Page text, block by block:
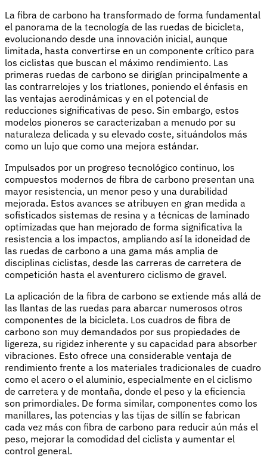
La fibra de carbono ha transformado de forma fundamental
el panorama de la tecnología de las ruedas de bicicleta,
evolucionando desde una innovación inicial, aunque
limitada, hasta convertirse en un componente crítico para
los ciclistas que buscan el máximo rendimiento. Las
primeras ruedas de carbono se dirigían principalmente a
las contrarrelojes y los triatlones, poniendo el énfasis en
las ventajas aerodinámicas y en el potencial de
reducciones significativas de peso. Sin embargo, estos
modelos pioneros se caracterizaban a menudo por su
naturaleza delicada y su elevado coste, situándolos más
como un lujo que como una mejora estándar.
Impulsados por un progreso tecnológico continuo, los
compuestos modernos de fibra de carbono presentan una
mayor resistencia, un menor peso y una durabilidad
mejorada. Estos avances se atribuyen en gran medida a
sofisticados sistemas de resina y a técnicas de laminado
optimizadas que han mejorado de forma significativa la
resistencia a los impactos, ampliando así la idoneidad de
las ruedas de carbono a una gama más amplia de
disciplinas ciclistas, desde las carreras de carretera de
competición hasta el aventurero ciclismo de gravel.
La aplicación de la fibra de carbono se extiende más allá de
las llantas de las ruedas para abarcar numerosos otros
componentes de la bicicleta. Los cuadros de fibra de
carbono son muy demandados por sus propiedades de
ligereza, su rigidez inherente y su capacidad para absorber
vibraciones. Esto ofrece una considerable ventaja de
rendimiento frente a los materiales tradicionales de cuadro
como el acero o el aluminio, especialmente en el ciclismo
de carretera y de montaña, donde el peso y la eficiencia
son primordiales. De forma similar, componentes como los
manillares, las potencias y las tijas de sillín se fabrican
cada vez más con fibra de carbono para reducir aún más el
peso, mejorar la comodidad del ciclista y aumentar el
control general.